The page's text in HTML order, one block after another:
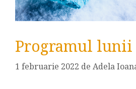
Programul
1 februarie 2022 de Adela